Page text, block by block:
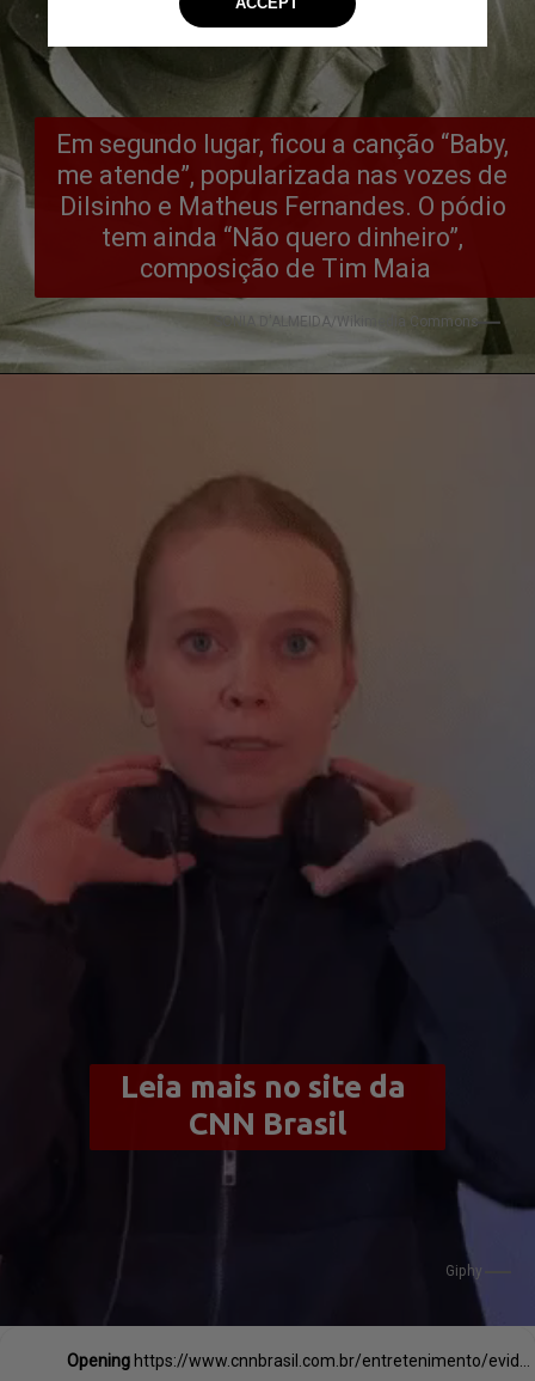
Em segundo lugar, ficou a canção “Baby,
me atende”, popularizada nas vozes de
Dilsinho e Matheus Fernandes. O pódio
tem ainda “Não quero dinheiro”,
composição de Tim Maia
SONIA D'ALMEIDA/Wikimedia Commons
Giphy
Leia mais no site da
CNN Brasil
Opening